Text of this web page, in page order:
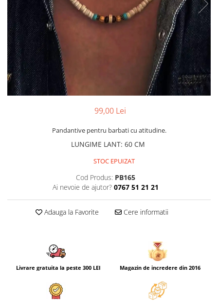
CERCEI
CEASURI DAMA
99,00 Lei
Pandantive pentru barbati cu atitudine.
LUNGIME LANT: 60 CM
STOC EPUIZAT
Cod Produs: PB165
Ai nevoie de ajutor? 0767 51 21 21
Adauga la Favorite Cere informatii
Livrare gratuita la peste 300 LEI Magazin de incredere din 2016